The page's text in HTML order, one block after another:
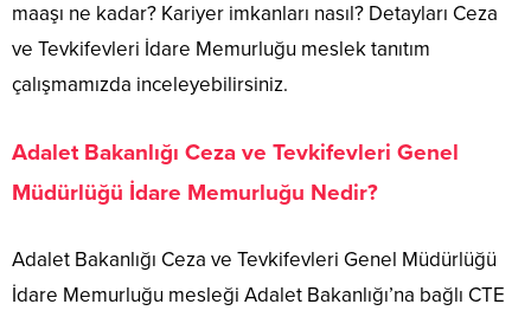
maaşı ne kadar? Kariyer imkanları nasıl? Detayları Ceza
ve Tevkifevleri İdare Memurluğu meslek tanıtım
çalışmamızda inceleyebilirsiniz.
Adalet Bakanlığı Ceza ve Tevkifevleri Genel
Müdürlüğü İdare Memurluğu Nedir?
Adalet Bakanlığı Ceza ve Tevkifevleri Genel Müdürlüğü
İdare Memurluğu mesleği Adalet Bakanlığı’na bağlı CTE